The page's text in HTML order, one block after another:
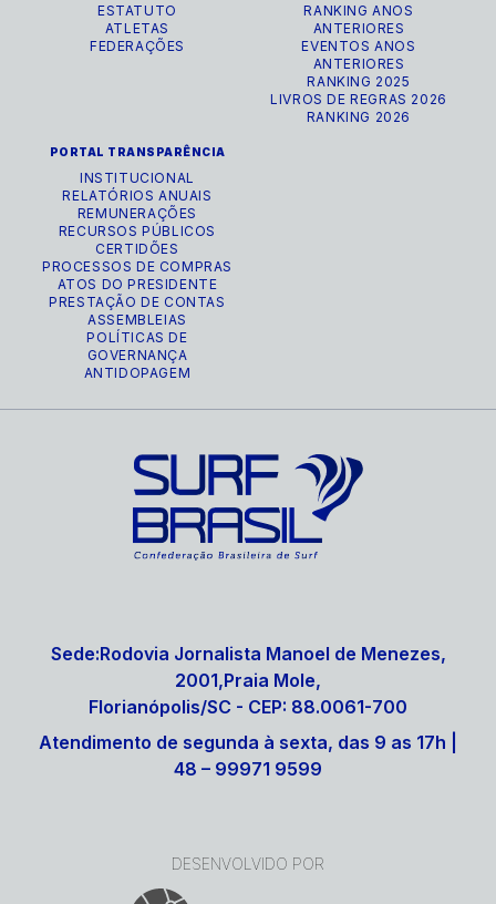
ESTATUTO
ATLETAS
FEDERAÇÕES
RANKING ANOS
ANTERIORES
EVENTOS ANOS
ANTERIORES
RANKING 2025
LIVROS DE REGRAS 2026
RANKING 2026
PORTAL TRANSPARÊNCIA
INSTITUCIONAL
RELATÓRIOS ANUAIS
REMUNERAÇÕES
RECURSOS PÚBLICOS
CERTIDÕES
PROCESSOS DE COMPRAS
ATOS DO PRESIDENTE
PRESTAÇÃO DE CONTAS
ASSEMBLEIAS
POLÍTICAS DE
GOVERNANÇA
ANTIDOPAGEM
Sede:Rodovia Jornalista Manoel de Menezes,
2001,Praia Mole,
Florianópolis/SC - CEP: 88.0061-700
Atendimento de segunda à sexta, das 9 as 17h |
48 – 99971 9599
DESENVOLVIDO POR